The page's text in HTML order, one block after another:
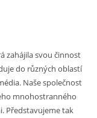
zahájila svou činnost
do různých oblastí
Naše společnost
mnohostranného
Představujeme tak